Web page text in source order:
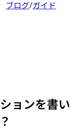
。
ブログ/ガイド
ョンを書い